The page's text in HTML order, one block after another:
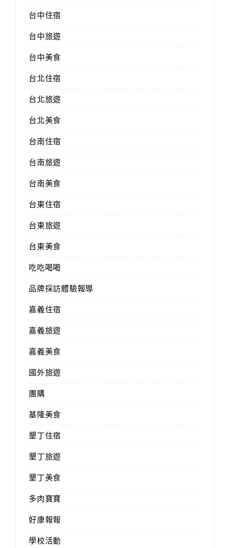
台中住宿
台中旅遊
台中美食
台北住宿
台北旅遊
台北美食
台南住宿
台南旅遊
台南美食
台東住宿
台東旅遊
台東美食
吃吃喝喝
品牌採訪體驗報導
嘉義住宿
嘉義旅遊
嘉義美食
國外旅遊
團購
基隆美食
墾丁住宿
墾丁旅遊
墾丁美食
多肉寶寶
好康報報
學校活動